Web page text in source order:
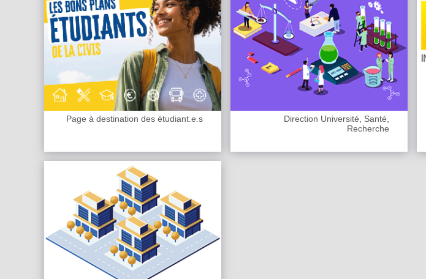
Page à destination des étudiant.e.s
Direction Université, Santé,
Recherche